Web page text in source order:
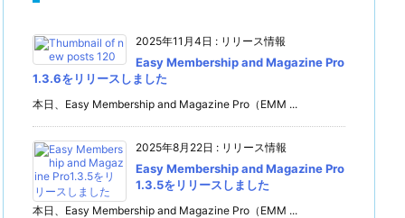
2025年11月4日 : リリース情報
Easy Membership and Magazine Pro
1.3.6をリリースしました
本日、Easy Membership and Magazine Pro（EMM ...
2025年8月22日 : リリース情報
Easy Membership and Magazine Pro
1.3.5をリリースしました
本日、Easy Membership and Magazine Pro（EMM ...